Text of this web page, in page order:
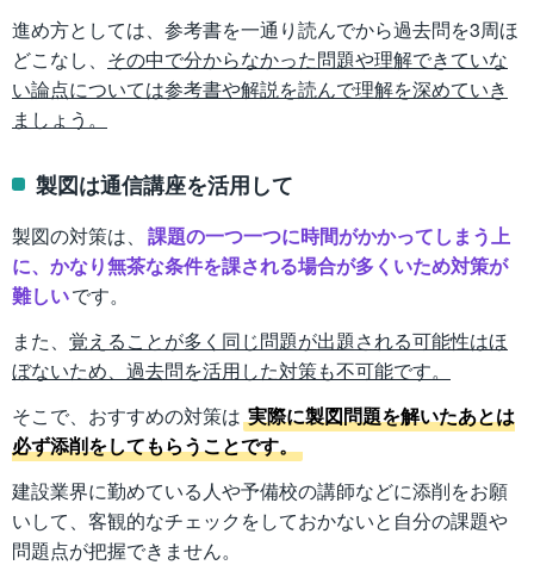
進め方としては、参考書を一通り読んでから過去問を3周ほ
どこなし、 その中で分からなかった問題や理解できていな
い論点については参考書や解説を読んで理解を深めていき
ましょう。
製図は通信講座を活用して
製図の対策は、 課題の一つ一つに時間がかかってしまう上
に、かなり無茶な条件を課される場合が多くいため対策が
難しいです。
また、 覚えることが多く同じ問題が出題される可能性はほ
ぼないため、過去問を活用した対策も不可能です。
そこで、おすすめの対策は 実際に製図問題を解いたあとは
必ず添削をしてもらうことです。
建設業界に勤めている人や予備校の講師などに添削をお願
いして、客観的なチェックをしておかないと自分の課題や
問題点が把握できません。